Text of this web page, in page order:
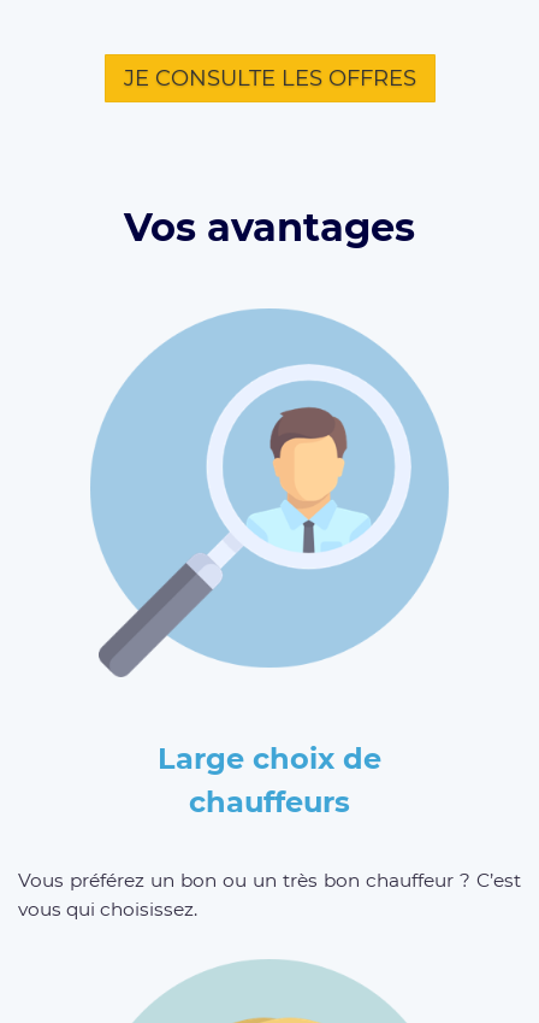
JE CONSULTE LES OFFRES
Vos avantages
Large choix de
chauffeurs
Vous préférez un bon ou un très bon chauffeur ? C’est
vous qui choisissez.